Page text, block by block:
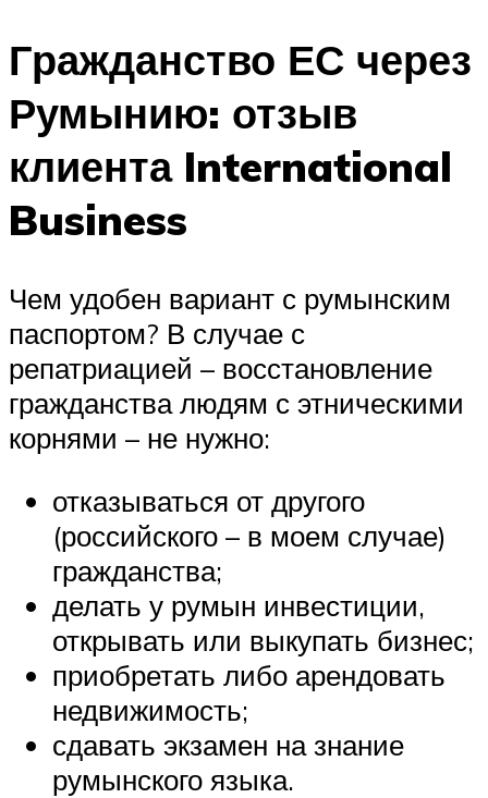
Гражданство ЕС через
Румынию: отзыв
клиента International
Business
Чем удобен вариант с румынским
паспортом? В случае с
репатриацией – восстановление
гражданства людям с этническими
корнями – не нужно:
отказываться от другого
(российского – в моем случае)
гражданства;
делать у румын инвестиции,
открывать или выкупать бизнес;
приобретать либо арендовать
недвижимость;
сдавать экзамен на знание
румынского языка.